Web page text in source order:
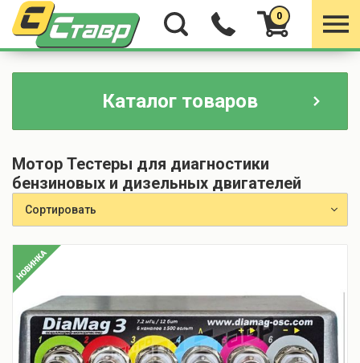
0
Каталог товаров
Мотор Тестеры для диагностики
бензиновых и дизельных двигателей
Сортировать